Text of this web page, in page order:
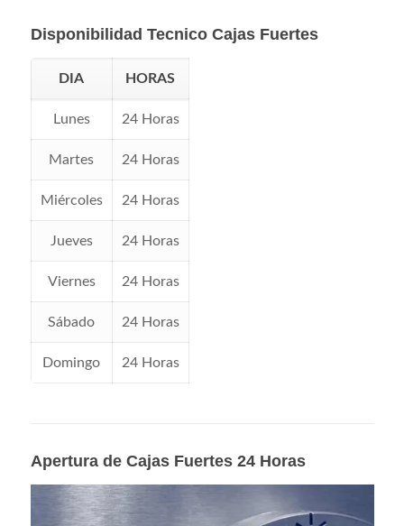
Disponibilidad Tecnico Cajas Fuertes
DIA HORAS
Lunes 24 Horas
Martes 24 Horas
Miércoles 24 Horas
Jueves 24 Horas
Viernes 24 Horas
Sábado 24 Horas
Domingo 24 Horas
Apertura de Cajas Fuertes 24 Horas